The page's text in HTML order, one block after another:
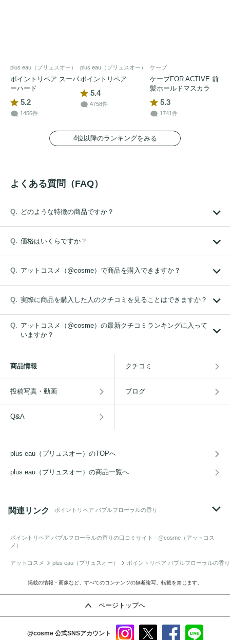
plus eau（プリュスオー）
ポイントリペア スーパ
ーハード
5.2
1456件
plus eau（プリュスオー）
ポイントリペア
5.4
4758件
ケープ
ケープFOR ACTIVE 前
髪ホールドマスカラ
5.3
1741件
4位以降のランキングをみる
よくある質問（FAQ）
どのような特徴の商品ですか？
価格はいくらですか？
アットコスメ（@cosme）で商品を購入できますか？
実際に商品を購入した人のクチコミを見ることはできますか？
アットコスメ（@cosme）の最新クチコミランキングに入って
いますか？
商品情報 クチコミ
投稿写真・動画 ブログ
Q&A
plus eau（プリュスオー）のTOPへ
plus eau（プリュスオー）の商品一覧へ
関連リンク ポイントリペア バブルフローラルの香り
ポイントリペア バブルフローラルの香りの口コミサイト - @cosme（アットコス
メ）
アットコスメ plus eau（プリュスオー） ポイントリペア バブルフローラルの香り
掲載の情報・画像など、すべてのコンテンツの無断複写、転載を禁じます。
ページトップへ
@cosme 公式SNSアカウント